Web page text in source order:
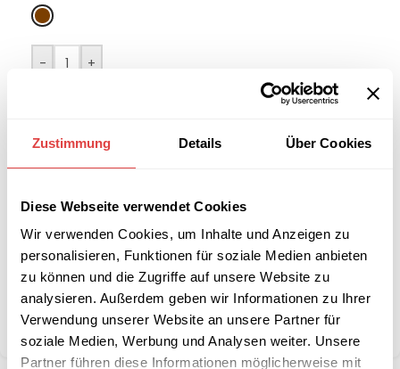
Zustimmung Details Über Cookies
Diese Webseite verwendet Cookies
Wir verwenden Cookies, um Inhalte und Anzeigen zu
personalisieren, Funktionen für soziale Medien anbieten
zu können und die Zugriffe auf unsere Website zu
analysieren. Außerdem geben wir Informationen zu Ihrer
Verwendung unserer Website an unsere Partner für
soziale Medien, Werbung und Analysen weiter. Unsere
Partner führen diese Informationen möglicherweise mit
- +
Interessiert an
Artikelnummer:n. v.
Kategorie: Kuscheldecken und Kissen
Marke:Gözze
Teilen: